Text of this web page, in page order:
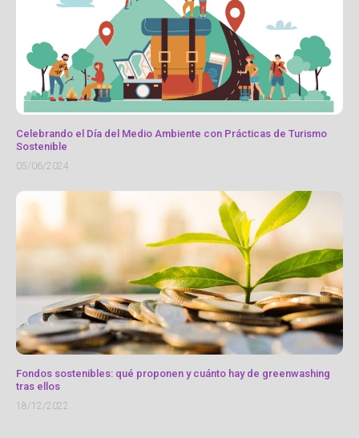
Celebrando el Día del Medio Ambiente con Prácticas de Turismo
Sostenible
05/06/2024
Fondos sostenibles: qué proponen y cuánto hay de greenwashing
tras ellos
18/12/2022